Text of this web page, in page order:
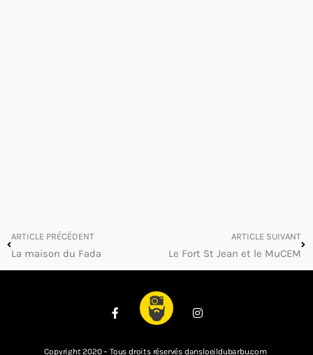
ARTICLE PRÉCÉDENT
La maison du Fada
ARTICLE SUIVANT
Le Fort St Jean et le MuCEM
Copyright 2020 – Tous droits réservés dansloeildubarbu.com